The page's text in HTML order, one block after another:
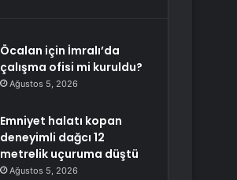
Öcalan için İmralı’da
çalışma ofisi mi kuruldu?
Ağustos 5, 2026
Emniyet halatı kopan
deneyimli dağcı 12
metrelik uçuruma düştü
Ağustos 5, 2026